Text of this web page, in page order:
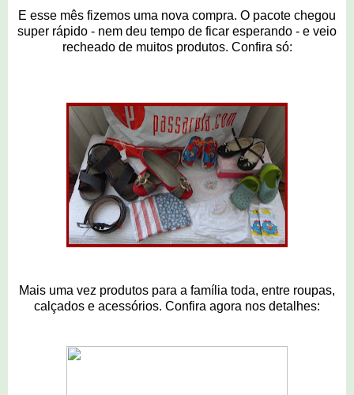
E esse mês fizemos uma nova compra. O pacote chegou
super rápido - nem deu tempo de ficar esperando - e veio
recheado de muitos produtos. Confira só:
Mais uma vez produtos para a família toda, entre roupas,
calçados e acessórios. Confira agora nos detalhes: